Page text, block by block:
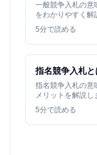
一般競争入札の意
をわかりやすく解
5分で読める
指名競争入札と
指名競争入札の意
メリットを解説し
5分で読める